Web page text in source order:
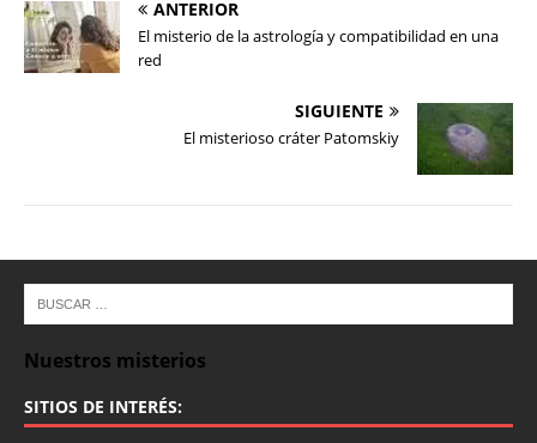
ANTERIOR
El misterio de la astrología y compatibilidad en una
red
SIGUIENTE
El misterioso cráter Patomskiy
Nuestros misterios
SITIOS DE INTERÉS: